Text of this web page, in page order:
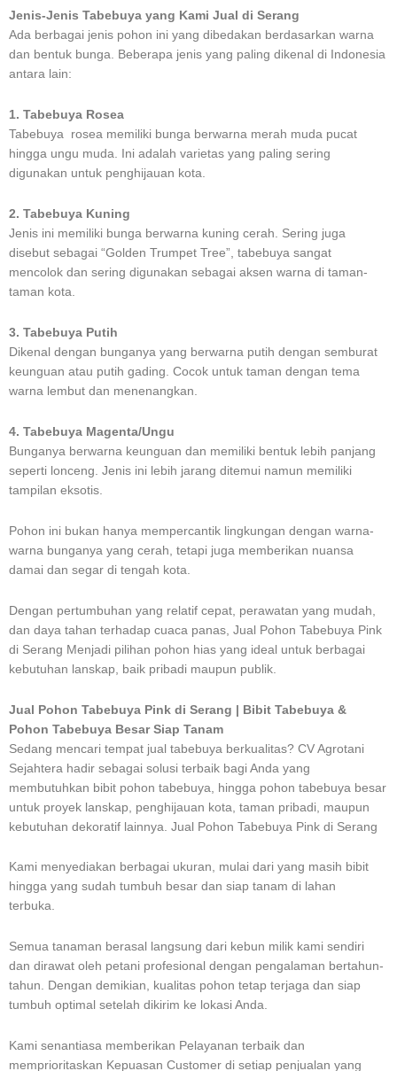
Jenis-Jenis Tabebuya yang Kami Jual di Serang
Ada berbagai jenis pohon ini yang dibedakan berdasarkan warna
dan bentuk bunga. Beberapa jenis yang paling dikenal di Indonesia
antara lain:
1. Tabebuya Rosea
Tabebuya rosea memiliki bunga berwarna merah muda pucat
hingga ungu muda. Ini adalah varietas yang paling sering
digunakan untuk penghijauan kota.
2. Tabebuya Kuning
Jenis ini memiliki bunga berwarna kuning cerah. Sering juga
disebut sebagai “Golden Trumpet Tree”, tabebuya sangat
mencolok dan sering digunakan sebagai aksen warna di taman-
taman kota.
3. Tabebuya Putih
Dikenal dengan bunganya yang berwarna putih dengan semburat
keunguan atau putih gading. Cocok untuk taman dengan tema
warna lembut dan menenangkan.
4. Tabebuya Magenta/Ungu
Bunganya berwarna keunguan dan memiliki bentuk lebih panjang
seperti lonceng. Jenis ini lebih jarang ditemui namun memiliki
tampilan eksotis.
Pohon ini bukan hanya mempercantik lingkungan dengan warna-
warna bunganya yang cerah, tetapi juga memberikan nuansa
damai dan segar di tengah kota.
Dengan pertumbuhan yang relatif cepat, perawatan yang mudah,
dan daya tahan terhadap cuaca panas, Jual Pohon Tabebuya Pink
di Serang Menjadi pilihan pohon hias yang ideal untuk berbagai
kebutuhan lanskap, baik pribadi maupun publik.
Jual Pohon Tabebuya Pink di Serang | Bibit Tabebuya &
Pohon Tabebuya Besar Siap Tanam
Sedang mencari tempat jual tabebuya berkualitas? CV Agrotani
Sejahtera hadir sebagai solusi terbaik bagi Anda yang
membutuhkan bibit pohon tabebuya, hingga pohon tabebuya besar
untuk proyek lanskap, penghijauan kota, taman pribadi, maupun
kebutuhan dekoratif lainnya. Jual Pohon Tabebuya Pink di Serang
Kami menyediakan berbagai ukuran, mulai dari yang masih bibit
hingga yang sudah tumbuh besar dan siap tanam di lahan
terbuka.
Semua tanaman berasal langsung dari kebun milik kami sendiri
dan dirawat oleh petani profesional dengan pengalaman bertahun-
tahun. Dengan demikian, kualitas pohon tetap terjaga dan siap
tumbuh optimal setelah dikirim ke lokasi Anda.
Kami senantiasa memberikan Pelayanan terbaik dan
memprioritaskan Kepuasan Customer di setiap penjualan yang